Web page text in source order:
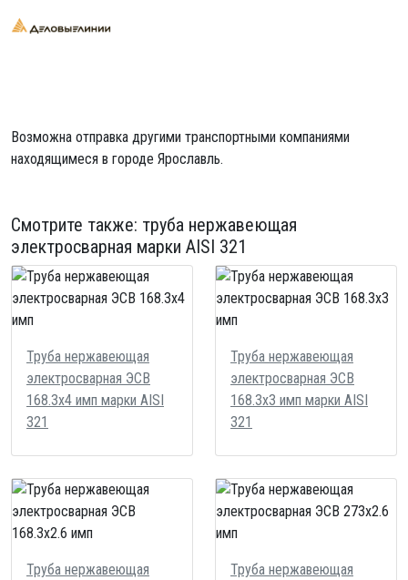
Возможна отправка другими транспортными компаниями
находящимеся в городе Ярославль.
Смотрите также: труба нержавеющая
электросварная марки AISI 321
Труба нержавеющая
электросварная ЭСВ
168.3х4 имп марки AISI
321
Труба нержавеющая
электросварная ЭСВ
168.3х3 имп марки AISI
321
Труба нержавеющая
Труба нержавеющая